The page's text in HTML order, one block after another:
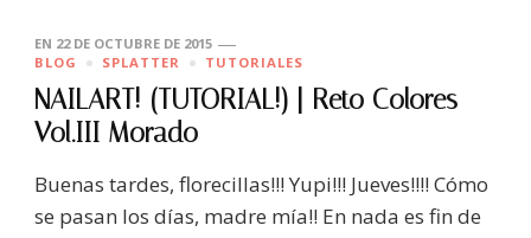
EN 22 DE OCTUBRE DE 2015
BLOG
SPLATTER TUTORIALES
NAILART! (TUTORIAL!) | Reto Colores
Vol.III Morado
Buenas tardes, florecillas!!! Yupi!!! Jueves!!!! Cómo
se pasan los días, madre mía!! En nada es fin de